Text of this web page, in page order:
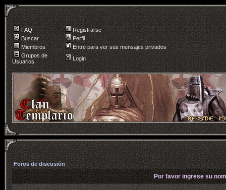
FAQ
Registrarse
Buscar
Perfil
Miembros
Entre para ver sus mensajes privados
Grupos de
Usuarios
Login
Foros de discusión
Por favor ingrese su